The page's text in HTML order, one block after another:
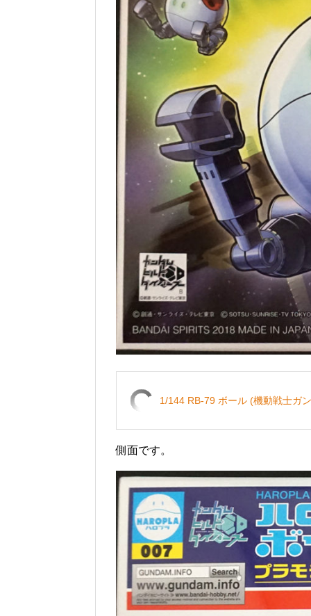
1/144 RB-79 ボール (機動戦士ガ
側面です。